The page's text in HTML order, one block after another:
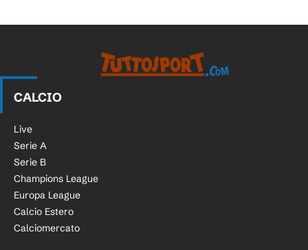
CALCIO
Live
Serie A
Serie B
Champions League
Europa League
Calcio Estero
Calciomercato